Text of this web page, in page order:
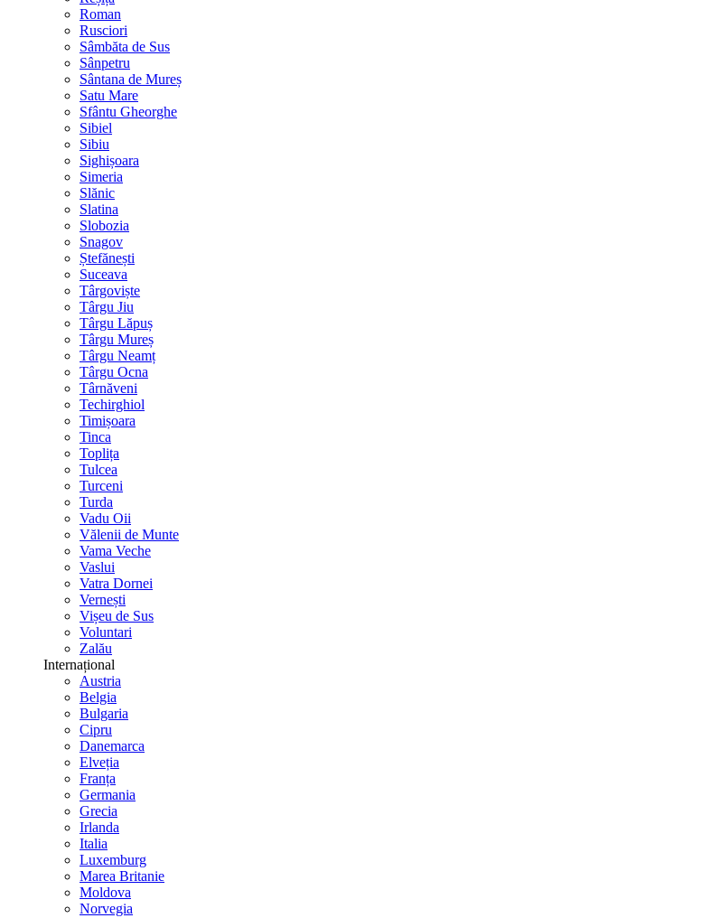
Roman
Rusciori
Sâmbăta de Sus
Sânpetru
Sântana de Mureș
Satu Mare
Sfântu Gheorghe
Sibiel
Sibiu
Sighișoara
Simeria
Slănic
Slatina
Slobozia
Snagov
Ștefănești
Suceava
Târgoviște
Târgu Jiu
Târgu Lăpuș
Târgu Mureș
Târgu Neamț
Târgu Ocna
Târnăveni
Techirghiol
Timișoara
Tinca
Toplița
Tulcea
Turceni
Turda
Vadu Oii
Vălenii de Munte
Vama Veche
Vaslui
Vatra Dornei
Vernești
Vișeu de Sus
Voluntari
Zalău
Internațional
Austria
Belgia
Bulgaria
Cipru
Danemarca
Elveția
Franța
Germania
Grecia
Irlanda
Italia
Luxemburg
Marea Britanie
Moldova
Norvegia